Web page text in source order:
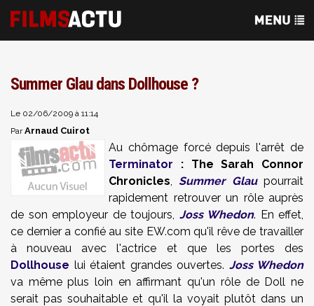
Summer Glau dans Dollhouse ?
Le 02/06/2009 à 11:14
ParArnaud Cuirot
Au chômage forcé depuis l'arrêt de
Terminator : The Sarah Connor
Chronicles,Summer Glaupourrait
rapidement retrouver un rôle auprès
de son employeur de toujours, Joss Whedon. En effet,
ce dernier a confié au site EW.com qu'il rêve de travailler
à nouveau avec l'actrice et que les portes des
Dollhouse lui étaient grandes ouvertes. Joss Whedon
va même plus loin en affirmant qu'un rôle de Doll ne
serait pas souhaitable et qu'il la voyait plutôt dans un